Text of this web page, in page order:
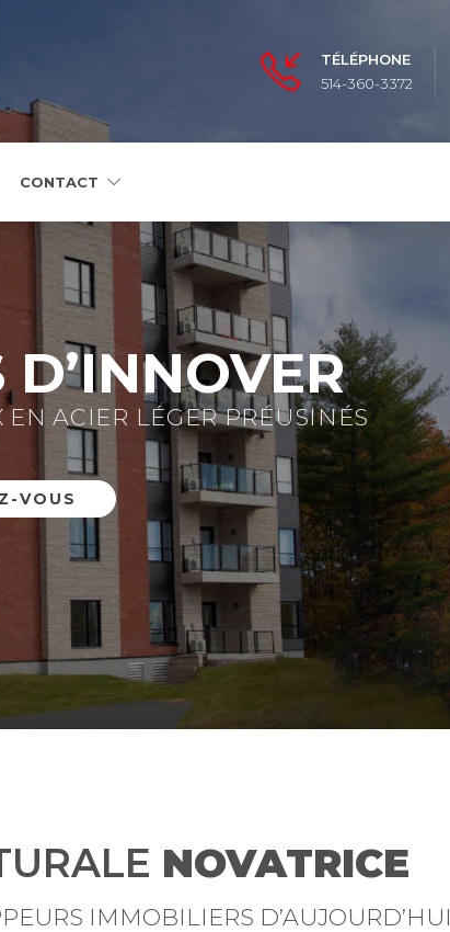
TÉLÉPHONE
514-360-3372
CONTACT
ACIER LÉGER PRÉUSINÉS
VOUS
NOVATRICE
IMMOBILIERS D’AUJOURD’HUI